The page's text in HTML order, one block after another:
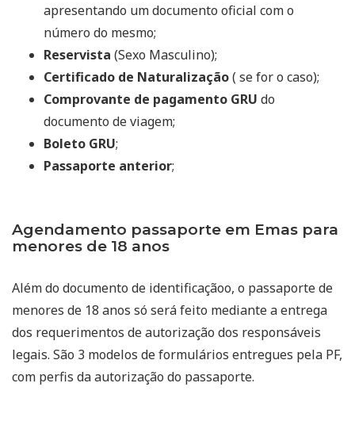
apresentando um documento oficial com o
número do mesmo;
Reservista (Sexo Masculino);
Certificado de Naturalização( se for o caso);
Comprovante de pagamento GRU do
documento de viagem;
Boleto GRU;
Passaporte anterior;
Agendamento passaporte em Emas para
menores de 18 anos
Além do documento de identificaçãoo, o passaporte de
menores de 18 anos só será feito mediante a entrega
dos requerimentos de autorização dos responsáveis
legais. São 3 modelos de formulários entregues pela PF,
com perfis da autorização do passaporte.